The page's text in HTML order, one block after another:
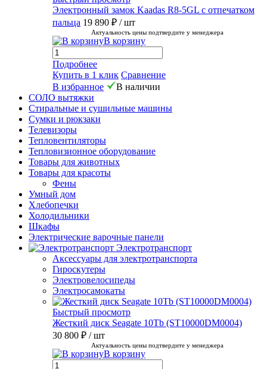
Электронный замок Kaadas R8-5GL с отпечатком
пальца 19 890 ₽ / шт
Актуальность цены подтвердите у менеджера
В корзину
Подробнее
Купить в 1 клик Сравнение
В избранное
В наличии
СОЛО вытяжки
Стиральные и сушильные машины
Сумки и рюкзаки
Телевизоры
Тепловентиляторы
Тепловизионное оборудование
Товары для животных
Товары для красоты
Фены
Умный дом
Хлебопечки
Холодильники
Шкафы
Электрические варочные панели
Электротранспорт
Аксессуары для электротранспорта
Гироскутеры
Электровелосипеды
Электросамокаты
Быстрый просмотр
Жесткий диск Seagate 10Tb (ST10000DM0004)
30 800 ₽ / шт
Актуальность цены подтвердите у менеджера
В корзину